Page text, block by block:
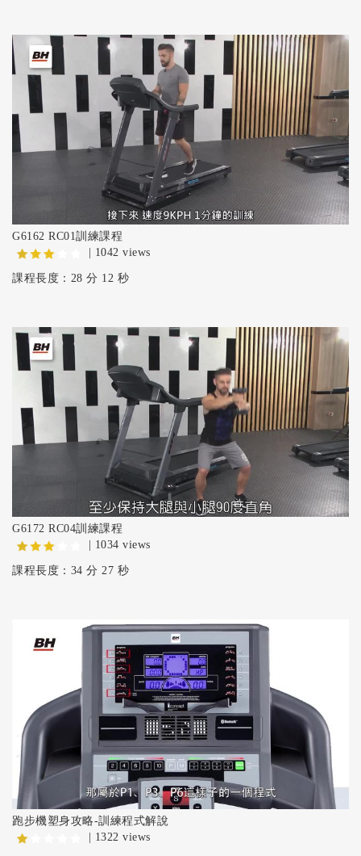
G6162 RC01訓練課程
| 1042 views
課程長度：28 分 12 秒
G6172 RC04訓練課程
| 1034 views
課程長度：34 分 27 秒
跑步機塑身攻略-訓練程式解說
| 1322 views